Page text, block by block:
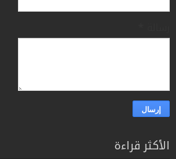
الأكثر قراءة